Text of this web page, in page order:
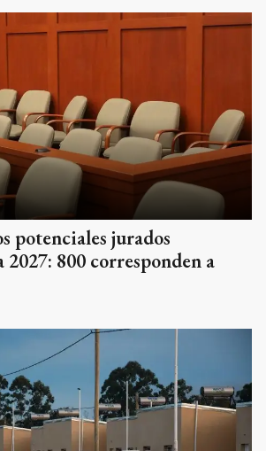
potenciales jurados
2027: 800 corresponden a